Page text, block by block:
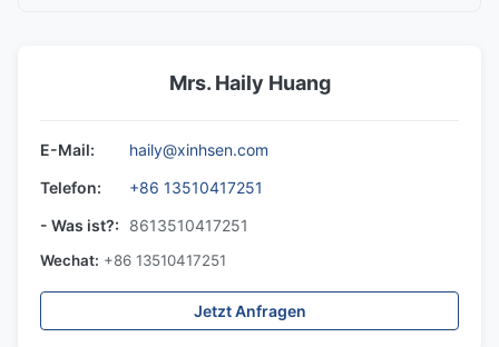
Mrs. Haily Huang
E-Mail:
haily@xinhsen.com
Telefon:
+86 13510417251
- Was ist?:
8613510417251
Wechat: +86 13510417251
Jetzt Anfragen